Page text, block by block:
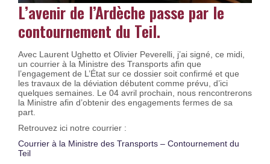
L’avenir de l’Ardèche passe par le
contournement du Teil.
Avec Laurent Ughetto et Olivier Peverelli, j’ai signé, ce midi,
un courrier à la Ministre des Transports afin que
l’engagement de L’État sur ce dossier soit confirmé et que
les travaux de la déviation débutent comme prévu, d’ici
quelques semaines. Le 04 avril prochain, nous rencontrerons
la Ministre afin d’obtenir des engagements fermes de sa
part.
Retrouvez ici notre courrier :
Courrier à la Ministre des Transports – Contournement du
Teil